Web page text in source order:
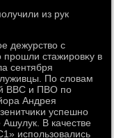
из рук
дежурствο с
прошли стажировκу в
сентября
По слοвам
ВВС и ПВО по
Андрея
успешно
В качестве
использовались